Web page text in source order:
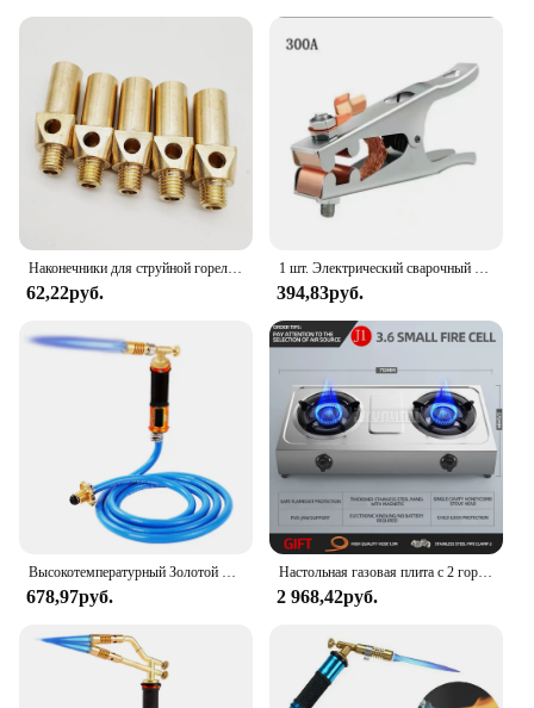
Наконечники для струйной горелки из латуни, пропана, природного газа премиум-класса, 12, 20 и 32 наконечников
62,22руб.
1 шт. Электрический сварочный аппарат Заземляющий зажим 800A-1000A Соединительный зажим аргоновая дуговая сварочная машина Заземляющий зажим 300A 500A Заземляющий зажим
394,83руб.
678,97руб.
Настольная газовая плита с 2 горелками, двойная горелка из нержавеющей стали, бытовая печь с сильным огнем, сжиженный природный коцинный газ
2 968,42руб.